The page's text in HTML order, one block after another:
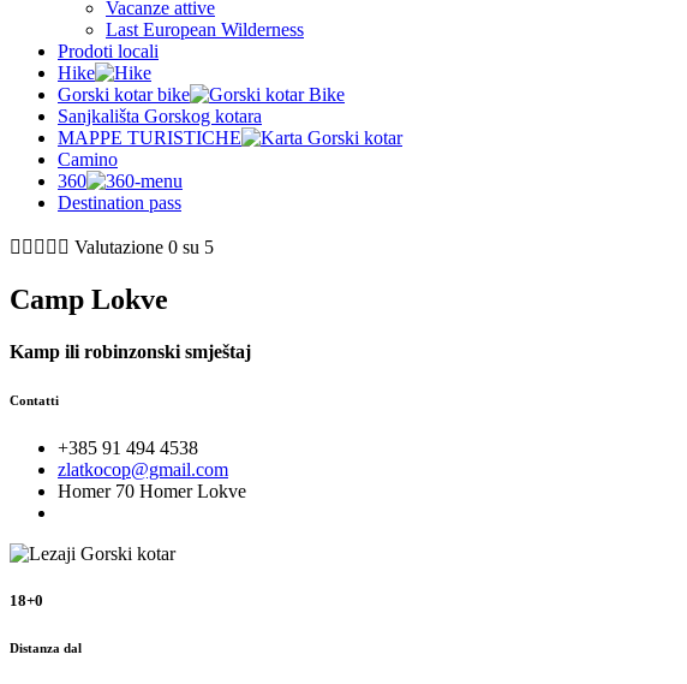
Vacanze attive
Last European Wilderness
Prodoti locali
Hike
Gorski kotar bike
Sanjkališta Gorskog kotara
MAPPE TURISTICHE
Camino
360
Destination pass
     Valutazione 0 su 5
Camp Lokve
Kamp ili robinzonski smještaj
Contatti
+385 91 494 4538
zlatkocop@gmail.com
Homer 70 Homer Lokve
18+0
Distanza dal